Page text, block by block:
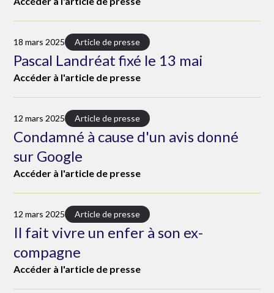
18 mars 2025 Article de presse
Pascal Landréat fixé le 13 mai
Accéder à l'article de presse
12 mars 2025 Article de presse
Condamné à cause d'un avis donné
sur Google
Accéder à l'article de presse
12 mars 2025 Article de presse
Il fait vivre un enfer à son ex-
compagne
Accéder à l'article de presse